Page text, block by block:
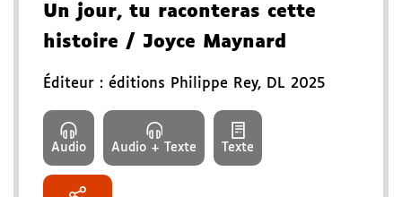
Un jour, tu raconteras cette
histoire / Joyce Maynard
Éditeur : éditions Philippe Rey, DL 2025
Audio Audio + Texte Texte